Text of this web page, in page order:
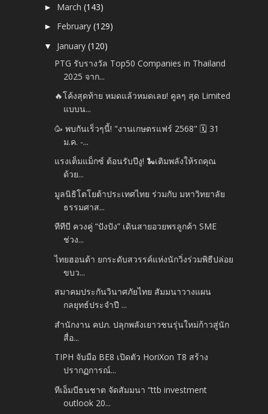
► March(143)
► February(129)
▼ January(120)
PTG รับรางวัล Top50 Companies in Thailand
2025 จาก...
🔥โค้งสุดท้าย หมดแล้วหมดเลย! คูลๆ สุด Limited
แบบน...
🥳 พบกันเร็วๆนี้! "งานเกษตรแฟร์ 2568" 🗓 31
ม.ค. -...
แรงเต็มแม็กซ์ ต้อนรับปีงู! 🐍เติมพลังให้รถคุณ
ด้วย...
มูลนิธิโตโยต้าประเทศไทย ร่วมกับ มหาวิทยาลัย
ธรรมศาส...
ทีทีบี ควงคู่ “ปังปัง” เดินสายอวยพรลูกค้า SME
ช่วง...
ไทยฮอนด้า ยกระดับสวรรค์แห่งนักวิ่งร่วมพิธีปล่อย
ขบว...
สมาคมประกันวินาศภัยไทย สัมมนาวางแผน
กลยุทธ์ประจำปี ...
สำนักงาน คปภ. ปลุกพลังเยาวชนรุ่นใหม่ก้าวสู่นัก
สื่อ...
TIPH จับมือ BE8 เปิดตัว HoriXon T8 สร้าง
ปรากฏการณ์...
ทีเอ็มบีธนชาต จัดสัมมนา “ttb investment
outlook 20...